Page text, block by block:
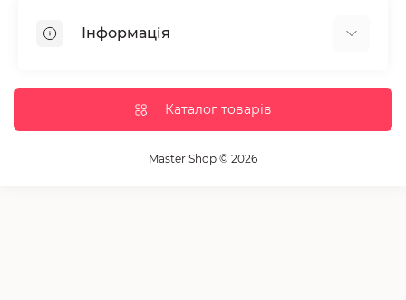
Парафінотерапія
Вії та брови
Дезінфекція та стерилізація
Пензлики і набори для макіяжу
Інформація
Доставка та оплата
Корисні статті
Каталог товарів
Master Shop © 2026